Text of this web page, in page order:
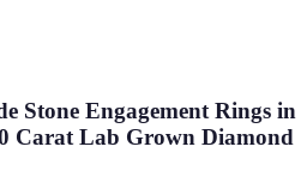
Stone Engagement Rings in
Carat Lab Grown Diamond